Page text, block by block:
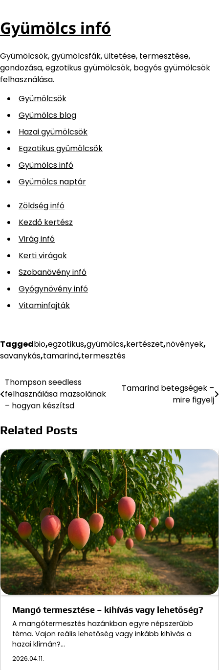
Gyümölcs infó
Gyümölcsök, gyümölcsfák, ültetése, termesztése,
gondozása, egzotikus gyümölcsök, bogyós gyümölcsök
felhasználása.
Gyümölcsök
Gyümölcs blog
Hazai gyümölcsök
Egzotikus gyümölcsök
Gyümölcs infó
Gyümölcs naptár
Zöldség infó
Kezdő kertész
Virág infó
Kerti virágok
Szobanövény infó
Gyógynövény infó
Vitaminfajták
Taggedbio,egzotikus,gyümölcs,kertészet,növények,
savanykás,tamarind,termesztés
Bejegyzés
navigáció
Thompson seedless
felhasználása mazsolának
– hogyan készítsd
Tamarind betegségek –
mire figyelj
Related Posts
Mangó termesztése – kihívás vagy lehetőség?
A mangótermesztés hazánkban egyre népszerűbb
téma. Vajon reális lehetőség vagy inkább kihívás a
hazai klímán?…
2026.04.11.